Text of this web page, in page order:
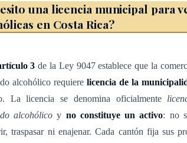
física o jurídica que explota una licencia para el
CAPÍTULO II
una licencia municipal para
en Costa Rica?
3 de la Ley 9047 establece que la
alcohólico requierelicencia de la
La licencia se denomina oficialmente
alcohólico y no constituye un activo: no
traspasar ni enajenar. Cada cantón fija sus